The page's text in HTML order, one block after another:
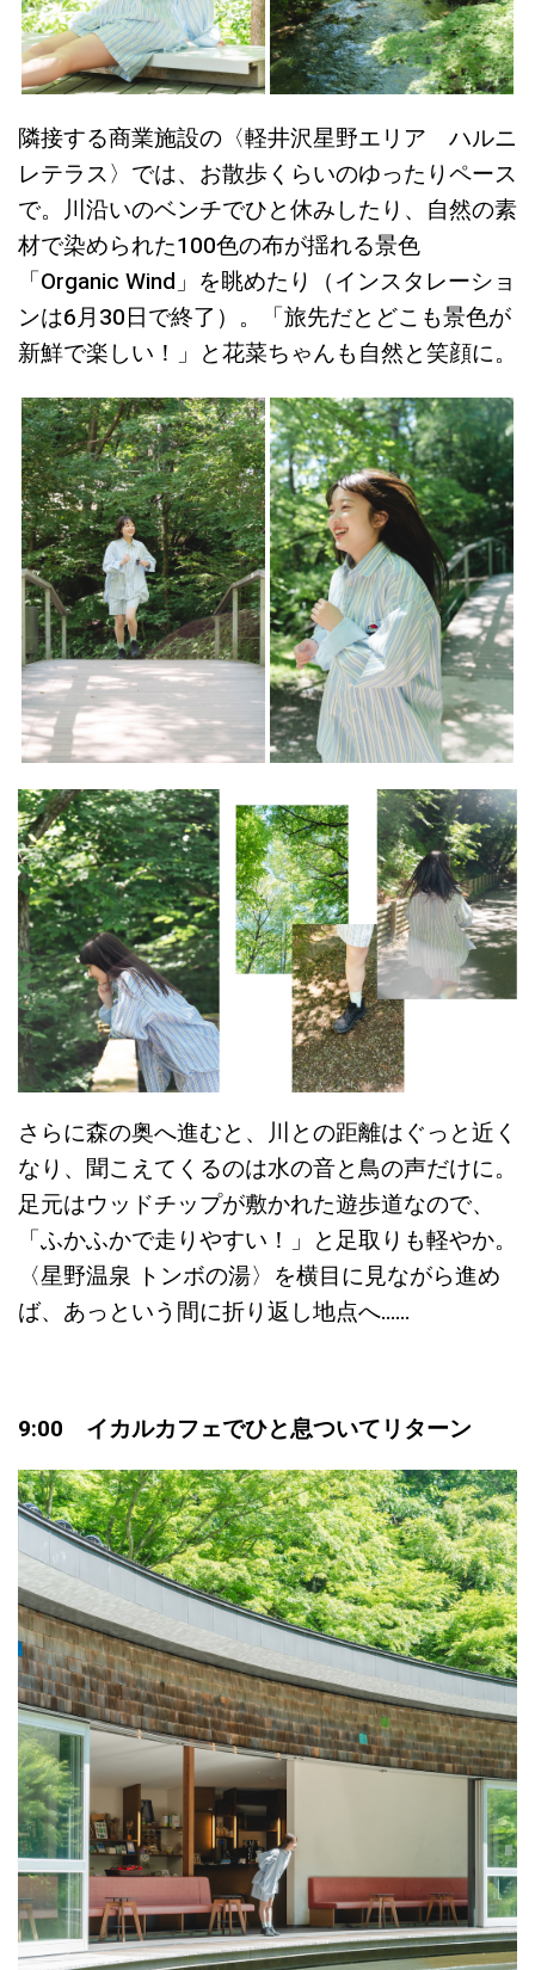
隣接する商業施設の〈軽井沢星野エリア ハルニ
レテラス〉では、お散歩くらいのゆったりペース
で。川沿いのベンチでひと休みしたり、自然の素
材で染められた100色の布が揺れる景色
「Organic Wind」を眺めたり（インスタレーショ
ンは6月30日で終了）。「旅先だとどこも景色が
新鮮で楽しい！」と花菜ちゃんも自然と笑顔に。
さらに森の奥へ進むと、川との距離はぐっと近く
なり、聞こえてくるのは水の音と鳥の声だけに。
足元はウッドチップが敷かれた遊歩道なので、
「ふかふかで走りやすい！」と足取りも軽やか。
〈星野温泉 トンボの湯〉を横目に見ながら進め
ば、あっという間に折り返し地点へ……
9:00 イカルカフェでひと息ついてリターン